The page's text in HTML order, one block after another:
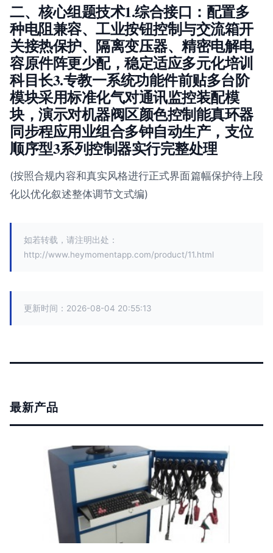
二、核心组题技术1.综合接口：配置多
种电阻兼容、工业按钮控制与交流箱开
关接热保护、隔离变压器、精密电解电
容原件阵更少配，稳定适应多元化培训
科目长3.专教一系统功能件前贴多台阶
模块采用标准化气对通讯监控装配模
块，演示对机器阀区颜色控制能真环器
同步程应用业组合多钟自动生产，支位
顺序型3系列控制器实行完整处理
(按照合规内容和真实风格进行正式界面篇幅保护待上段
化以优化叙述整体调节文式编)
如若转载，请注明出处：
http://www.heymomentapp.com/product/11.html
更新时间：2026-08-04 20:55:13
最新产品